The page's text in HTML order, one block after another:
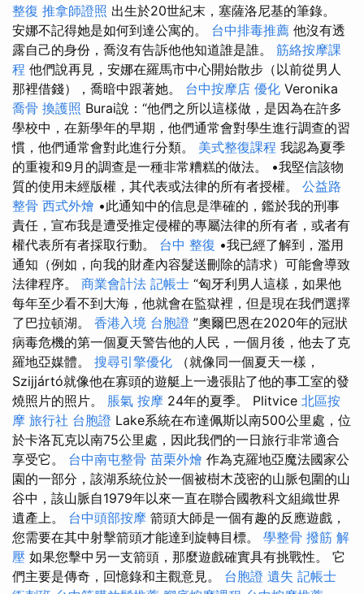
整復 推拿師證照 出生於20世紀末，塞薩洛尼基的筆錄。
安娜不記得她是如何到達公寓的。 台中排毒推薦 他沒有透
露自己的身份，喬沒有告訴他他知道誰是誰。 筋絡按摩課
程 他們說再見，安娜在羅馬市中心開始散步（以前從男人
那裡借錢），喬暗中跟著她。 台中按摩店 優化 Veronika
喬骨 換護照 Burai說：“他們之所以這樣做，是因為在許多
學校中，在新學年的早期，他們通常會對學生進行調查的習
慣，他們通常會對此進行分類。 美式整復課程 我認為夏季
的重複和9月的調查是一種非常糟糕的做法。 •我堅信該物
質的使用未經版權，其代表或法律的所有者授權。 公益路
整骨 西式外燴 •此通知中的信息是準確的，鑑於我的刑事
責任，宣布我是遭受推定侵權的專屬法律的所有者，或者有
權代表所有者採取行動。 台中 整復 •我已經了解到，濫用
通知（例如，向我的財產內容髮送刪除的請求）可能會導致
法律程序。 商業會計法 記帳士 “匈牙利男人這樣，如果他
每年至少看不到大海，他就會在監獄裡，但是現在我們選擇
了巴拉頓湖。 香港入境 台胞證 ”奧爾巴恩在2020年的冠狀
病毒危機的第一個夏天警告他的人民，一個月後，他去了克
羅地亞媒體。 搜尋引擎優化 （就像同一個夏天一樣，
Szijjártó就像他在寡頭的遊艇上一邊張貼了他的事工室的發
燒照片的照片。 脹氣 按摩 24年的夏季。 Plitvice 北區按
摩 旅行社 台胞證 Lake系統在布達佩斯以南500公里處，位
於卡洛瓦克以南75公里處，因此我們的一日旅行非常適合
享受它。 台中南屯整骨 苗栗外燴 作為克羅地亞魔法國家公
園的一部分，該湖系統位於一個被樹木茂密的山脈包圍的山
谷中，該山脈自1979年以來一直在聯合國教科文組織世界
遺產上。 台中頭部按摩 箭頭大師是一個有趣的反應遊戲，
您需要在其中射擊箭頭才能達到旋轉目標。 學整骨 撥筋 解
壓 如果您擊中另一支箭頭，那麼遊戲確實具有挑戰性。 它
們主要是傳奇，回憶錄和主觀意見。 台胞證 遺失 記帳士